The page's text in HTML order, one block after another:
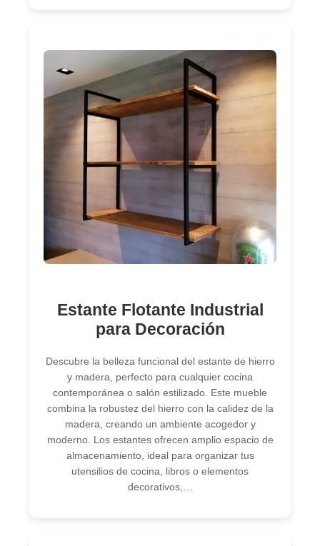
Estante Flotante Industrial
para Decoración
Descubre la belleza funcional del estante de hierro
y madera, perfecto para cualquier cocina
contemporánea o salón estilizado. Este mueble
combina la robustez del hierro con la calidez de la
madera, creando un ambiente acogedor y
moderno. Los estantes ofrecen amplio espacio de
almacenamiento, ideal para organizar tus
utensilios de cocina, libros o elementos
decorativos,…